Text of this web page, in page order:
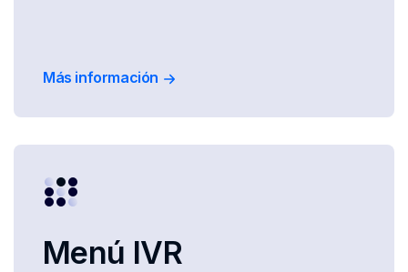
Más información
Menú IVR